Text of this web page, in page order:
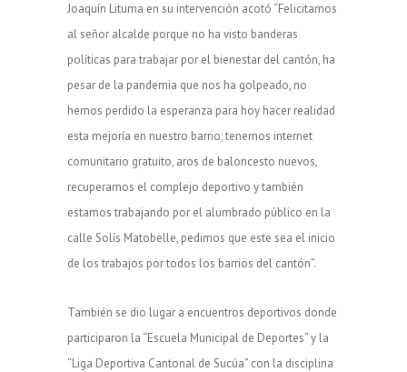
Joaquín Lituma en su intervención acotó “Felicitamos
al señor alcalde porque no ha visto banderas
políticas para trabajar por el bienestar del cantón, ha
pesar de la pandemia que nos ha golpeado, no
hemos perdido la esperanza para hoy hacer realidad
esta mejoría en nuestro barrio; tenemos internet
comunitario gratuito, aros de baloncesto nuevos,
recuperamos el complejo deportivo y también
estamos trabajando por el alumbrado público en la
calle Solís Matobelle, pedimos que este sea el inicio
de los trabajos por todos los barrios del cantón”.
También se dio lugar a encuentros deportivos donde
participaron la “Escuela Municipal de Deportes” y la
“Liga Deportiva Cantonal de Sucúa” con la disciplina